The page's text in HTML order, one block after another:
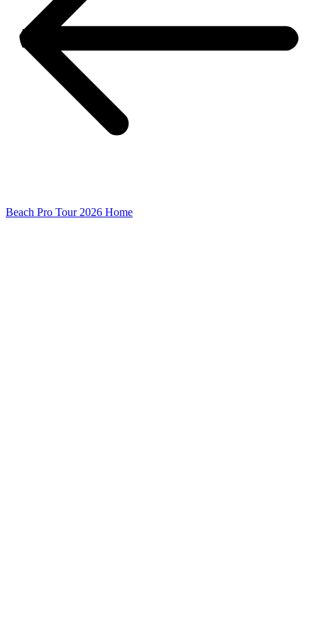
Beach Pro Tour 2026 Home